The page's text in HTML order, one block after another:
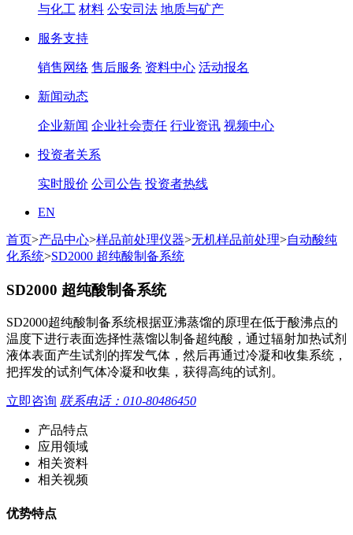
与化工 材料 公安司法 地质与矿产
服务支持
销售网络 售后服务 资料中心 活动报名
新闻动态
企业新闻 企业社会责任 行业资讯 视频中心
投资者关系
实时股价 公司公告 投资者热线
EN
首页>产品中心>样品前处理仪器>无机样品前处理>自动酸纯
化系统>SD2000 超纯酸制备系统
SD2000 超纯酸制备系统
SD2000超纯酸制备系统根据亚沸蒸馏的原理在低于酸沸点的
温度下进行表面选择性蒸馏以制备超纯酸，通过辐射加热试剂
液体表面产生试剂的挥发气体，然后再通过冷凝和收集系统，
把挥发的试剂气体冷凝和收集，获得高纯的试剂。
立即咨询 联系电话：010-80486450
产品特点
应用领域
相关资料
相关视频
优势特点